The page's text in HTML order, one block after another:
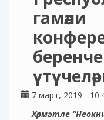
гамәли
7 март, 2019 -
Хөрмәтле